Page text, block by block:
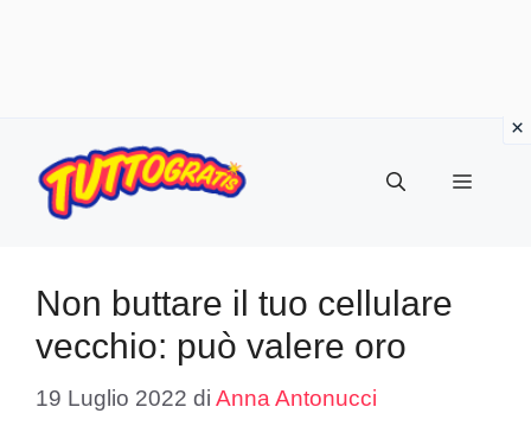
contenuto
Menu
Non buttare il tuo cellulare
vecchio: può valere oro
19 Luglio 2022 di Anna Antonucci